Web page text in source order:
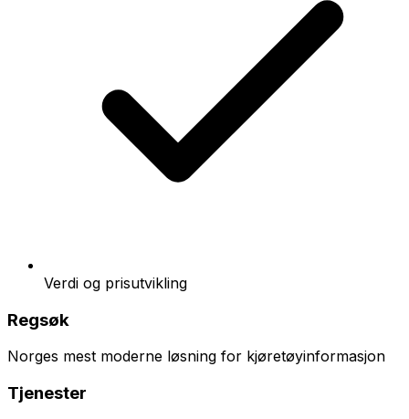
Verdi og prisutvikling
Regsøk
Norges mest moderne løsning for kjøretøyinformasjon
Tjenester